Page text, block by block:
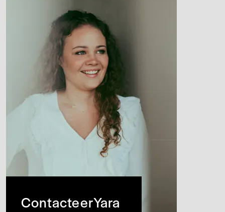
ContacteerYara